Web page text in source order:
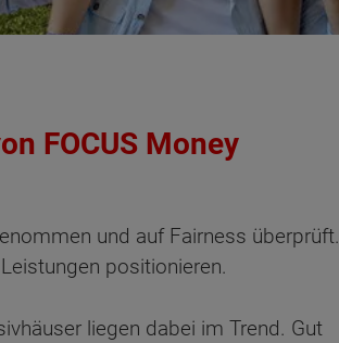
FOCUS Money
und auf Fairness überprüft.
positionieren.
liegen dabei im Trend. Gut